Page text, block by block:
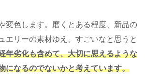
変色します。磨くとある程度、新品の
エリーの素材ゆえ、すごいなと思うと
年劣化も含めて、大切に思えるような
になるのでないかと考えています。